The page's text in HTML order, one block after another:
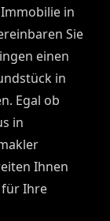
in
Sie
einen
in
Egal ob
in
Ihnen
für Ihre